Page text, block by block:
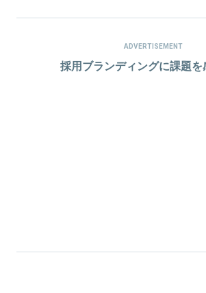
ADVERTISEMENT
採用ブランディングに課題を